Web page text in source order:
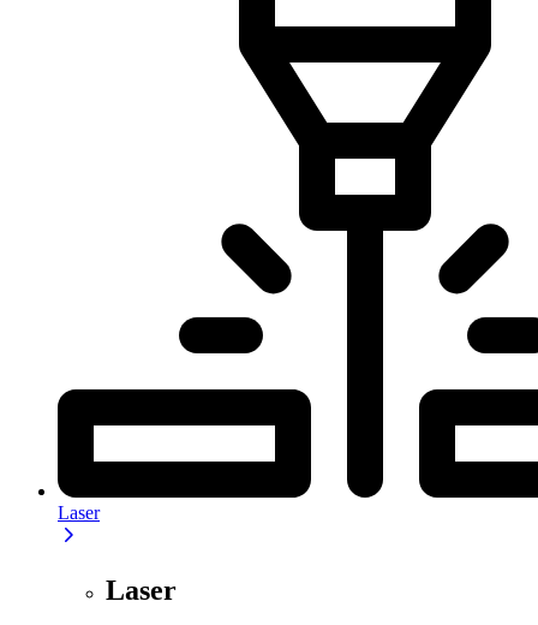
Laser
Laser